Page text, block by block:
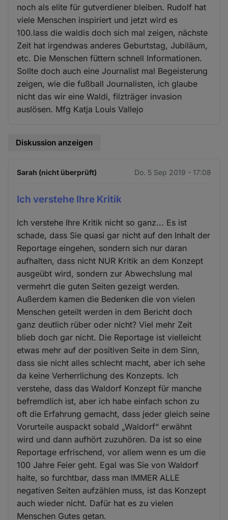
noch als elite für gutverdiener bleiben. Rudolf hat
viele Menschen inspiriert und jetzt wird es
100.lass die waldis doch sich mal zeigen, nächste
Zeit hat irgendwas anderes Geburtstag, Jubiläum,
etc. Die Menschen füttern schnell Informationen.
Sollte doch auch eine Journalist mal Begeisterung
zeigen, wie die fußball Journalisten, ich glaube
nicht das wir eine Waldi, filzträger invasion
auslösen. Mfg Katja Louis Vallejo
Diskussion anzeigen
Sarah (nicht überprüft) Do. 5 Sep 2019 - 17:08
Ich verstehe Ihre Kritik
Ich verstehe Ihre Kritik nicht so ganz... Es ist
schade, dass Sie quasi gar nicht auf den Inhalt der
Reportage eingehen, sondern sich nur daran
aufhalten, dass nicht NUR Kritik an dem Konzept
ausgeübt wird, sondern zur Abwechslung mal
vermehrt die guten Seiten gezeigt werden.
Außerdem kamen die Bedenken die von vielen
Menschen geteilt werden in dem Bericht doch
ganz deutlich rüber oder nicht? Viel mehr Zeit
blieb doch gar nicht. Die Reportage ist vielleicht
etwas mehr auf der positiven Seite in dem Sinn,
dass sie nicht alles schlecht macht, aber ich sehe
da keine Verherrlichung des Konzepts. Ich
verstehe, dass das Waldorf Konzept für manche
befremdlich ist, aber ich habe einfach schon zu
oft die Erfahrung gemacht, dass jeder gleich seine
Vorurteile auspackt sobald „Waldorf“ erwähnt
wird und dann aufhört zuzuhören. Da ist so eine
Reportage erfrischend, vor allem wenn es um die
100 Jahre Feier geht. Egal was Sie von Waldorf
halte, so furchtbar, dass man IMMER ALLE
negativen Seiten aufzählen muss, ist das Konzept
auch wieder nicht. Dafür hat es zu vielen
Menschen Gutes getan.